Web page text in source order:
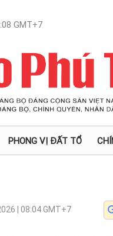
GMT+7
PHONG VỊ ĐẤT TỔ
| 08:04GMT+7